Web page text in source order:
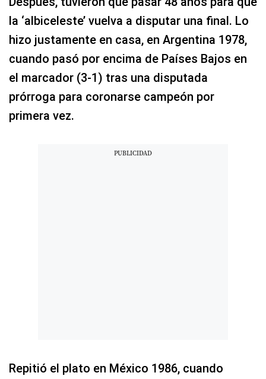
la ‘albiceleste’ vuelva a disputar una final. Lo
hizo justamente en casa, en Argentina 1978,
cuando pasó por encima de Países Bajos en
el marcador (3-1) tras una disputada
prórroga para coronarse campeón por
primera vez.
Repitió el plato en México 1986, cuando